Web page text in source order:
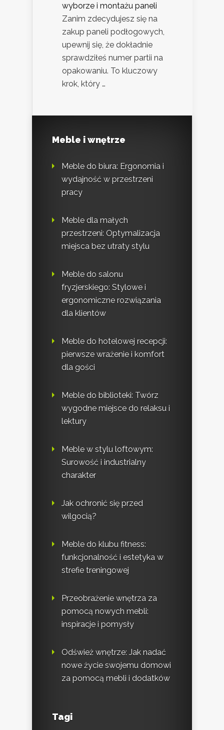
wyborze i montażu paneli
Zanim zdecydujesz się na
zakup paneli podłogowych,
upewnij się, że dokładnie
sprawdziłeś numer partii na
opakowaniu. To kluczowy
krok, który …
Meble i wnętrze
Meble do biura: Ergonomia i
wydajność w przestrzeni
pracy
Meble dla małych
przestrzeni: Optymalizacja
miejsca bez utraty stylu
Meble do salonu
fryzjerskiego: Stylowe i
ergonomiczne rozwiązania
dla klientów
Meble do hotelowej recepcji:
pierwsze wrażenie i komfort
dla gości
Meble do biblioteki: Twórz
wygodne miejsce do relaksu i
lektury
Meble w stylu loftowym:
Surowość i industrialny
charakter
Jak ochronić się przed
wilgocią?
Meble do klubu fitness:
funkcjonalność i estetyka w
strefie treningowej
Przeobrażenie wnętrza za
pomocą nowych mebli:
inspiracje i pomysły
Odśwież wnętrze: Jak nadać
nowe życie swojemu domowi
za pomocą mebli i dodatków
Tagi